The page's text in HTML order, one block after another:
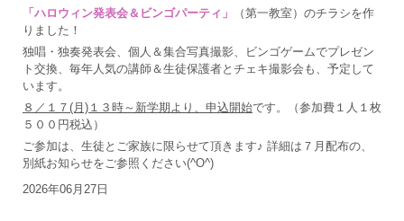
「ハロウィン発表会＆ビンゴパーティ」
（第一教室）のチラシを作
りました！
独唱・独奏発表会、個人＆集合写真撮影、ビンゴゲームでプレゼン
ト交換、毎年人気の講師＆生徒保護者とチェキ撮影会も、予定して
います。
８／１７(月)１３時～新学期より、申込開始です。（参加費１人１枚
５００円税込）
ご参加は、生徒とご家族に限らせて頂きます♪ 詳細は７月配布の、
別紙お知らせをご参照ください(^O^)
2026年06月27日